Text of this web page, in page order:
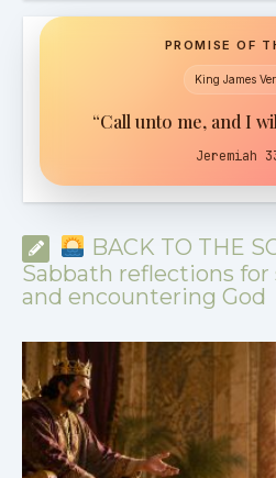
PROMISE OF
King James
“Call unto me, and I
Jeremiah
BACK TO THE
Sabbath reflections for
and encountering God